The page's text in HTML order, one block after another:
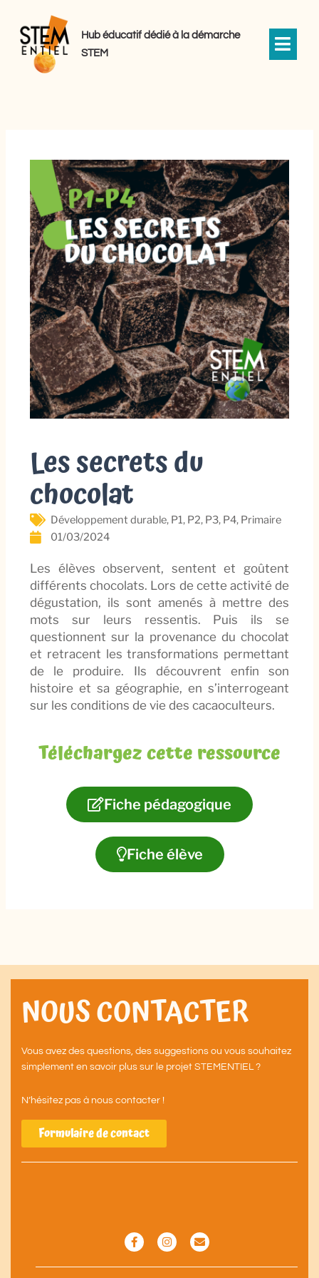
contenu
Hub éducatif dédié à la démarche
STEM
Les secrets du
chocolat
Développement durable, P1, P2, P3, P4, Primaire
01/03/2024
Les élèves observent, sentent et goûtent
différents chocolats. Lors de cette activité de
dégustation, ils sont amenés à mettre des
mots sur leurs ressentis. Puis ils se
questionnent sur la provenance du chocolat
et retracent les transformations permettant
de le produire. Ils découvrent enfin son
histoire et sa géographie, en s’interrogeant
sur les conditions de vie des cacaoculteurs.
Téléchargez cette ressource
Fiche pédagogique​
Fiche élève
NOUS CONTACTER
Vous avez des questions, des suggestions ou vous souhaitez
simplement en savoir plus sur le projet STEMENTIEL ?
N’hésitez pas à nous contacter !
Formulaire de contact
F
a
e
I
n
t
E
n
e